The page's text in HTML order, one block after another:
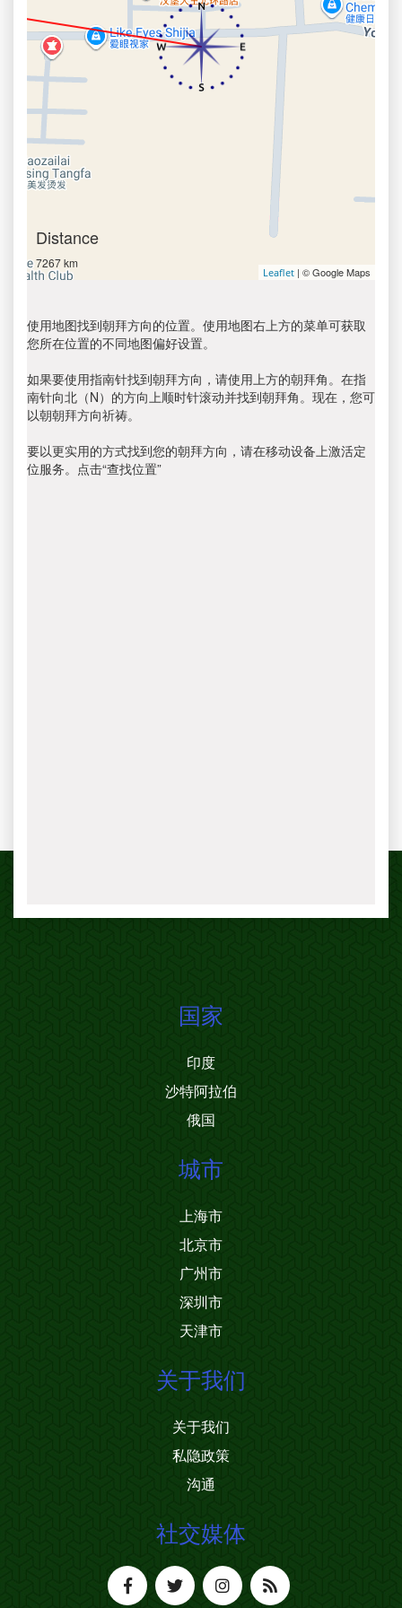
Distance
7267 km
Leaflet | © Google Maps
使用地图找到朝拜方向的位置。使用地图右上方的菜单可获取
您所在位置的不同地图偏好设置。
如果要使用指南针找到朝拜方向，请使用上方的朝拜角。在指
南针向北（N）的方向上顺时针滚动并找到朝拜角。现在，您可
以朝朝拜方向祈祷。
要以更实用的方式找到您的朝拜方向，请在移动设备上激活定
位服务。点击“查找位置”
国家
印度
沙特阿拉伯
俄国
城市
上海市
北京市
广州市
深圳市
天津市
关于我们
关于我们
私隐政策
沟通
社交媒体